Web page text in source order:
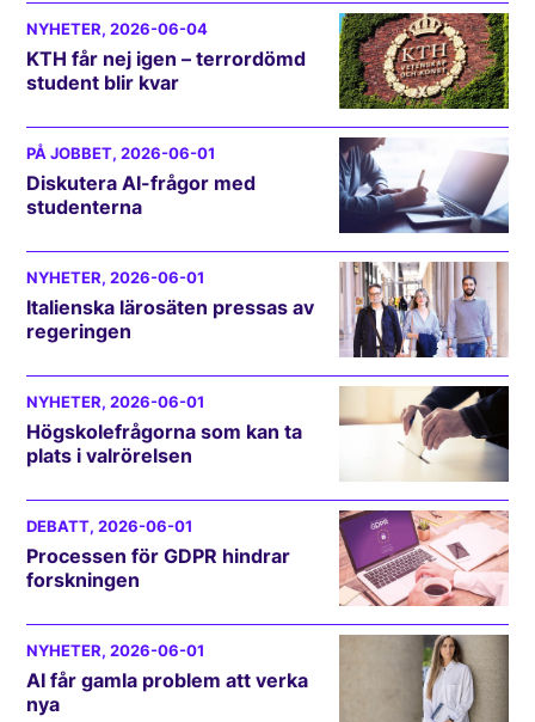
NYHETER, 2026-06-04
KTH får nej igen – terrordömd
student blir kvar
PÅ JOBBET, 2026-06-01
Diskutera AI-frågor med
studenterna
NYHETER, 2026-06-01
Italienska lärosäten pressas av
regeringen
NYHETER, 2026-06-01
Högskolefrågorna som kan ta
plats i valrörelsen
DEBATT, 2026-06-01
Processen för GDPR hindrar
forskningen
NYHETER, 2026-06-01
AI får gamla problem att verka
nya